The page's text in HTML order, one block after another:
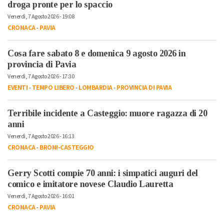
droga pronte per lo spaccio
Venerdì, 7 Agosto 2026 - 19:08
CRONACA-PAVIA
Cosa fare sabato 8 e domenica 9 agosto 2026 in
provincia di Pavia
Venerdì, 7 Agosto 2026 - 17:30
EVENTI-TEMPO LIBERO-LOMBARDIA-PROVINCIA DI PAVIA
Terribile incidente a Casteggio: muore ragazza di 20
anni
Venerdì, 7 Agosto 2026 - 16:13
CRONACA-BRONI-CASTEGGIO
Gerry Scotti compie 70 anni: i simpatici auguri del
comico e imitatore novese Claudio Lauretta
Venerdì, 7 Agosto 2026 - 16:01
CRONACA-PAVIA